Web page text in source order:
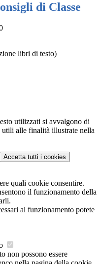
di Classe
libri di testo)
utilizzati si avvalgono di
utili alle finalità illustrate nella
Accetta tutti i cookies
quali cookie consentire.
il funzionamento della
al funzionamento potete
non possono essere